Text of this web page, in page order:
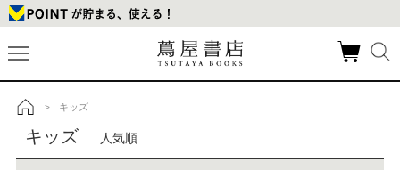
トップ
> キッズ
キッズ 人気順